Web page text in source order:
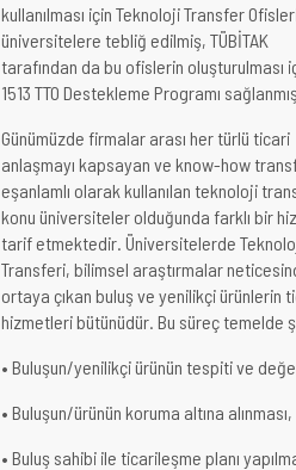
kullanılması için Teknoloji Transfer
üniversitelere tebliğ edilmiş, TÜBİTAK
tarafından da bu ofislerin oluşturulması
1513 TTO Destekleme Programı
Günümüzde firmalar arası her türlü ticari
anlaşmayı kapsayan ve know-how
eşanlamlı olarak kullanılan teknoloji
konu üniversiteler olduğunda farklı bir
tarif etmektedir. Üniversitelerde
Transferi, bilimsel araştırmalar
ortaya çıkan buluş ve yenilikçi
hizmetleri bütünüdür. Bu süreç temelde
• Buluşun/yenilikçi ürünün tespiti ve
• Buluşun/ürünün koruma altına alınması,
• Buluş sahibi ile ticarileşme planı